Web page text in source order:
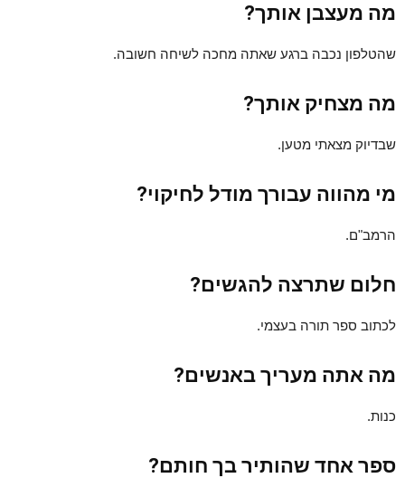
מה מעצבן אותך?
שהטלפון נכבה ברגע שאתה מחכה לשיחה חשובה.
מה מצחיק אותך?
שבדיוק מצאתי מטען.
מי מהווה עבורך מודל לחיקוי?
הרמב"ם.
חלום שתרצה להגשים?
לכתוב ספר תורה בעצמי.
מה אתה מעריך באנשים?
כנות.
ספר אחד שהותיר בך חותם?